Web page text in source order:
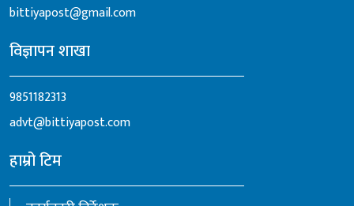
bittiyapost@gmail.com
विज्ञापन शाखा
9851182313
advt@bittiyapost.com
हाम्रो टिम